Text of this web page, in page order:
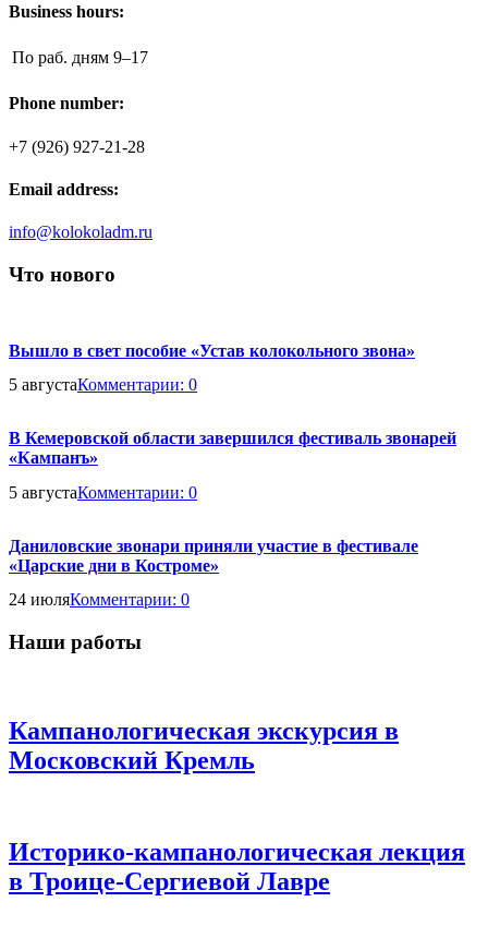
Business hours:
По раб. дням 9–17
Phone number:
+7 (926) 927-21-28
Email address:
info@kolokoladm.ru
Что нового
Вышло в свет пособие «Устав колокольного звона»
5 августаКомментарии: 0
В Кемеровской области завершился фестиваль звонарей
«Кампанъ»
5 августаКомментарии: 0
Даниловские звонари приняли участие в фестивале
«Царские дни в Костроме»
24 июляКомментарии: 0
Наши работы
Кампанологическая экскурсия в
Московский Кремль
Историко-кампанологическая лекция
в Троице-Сергиевой Лавре